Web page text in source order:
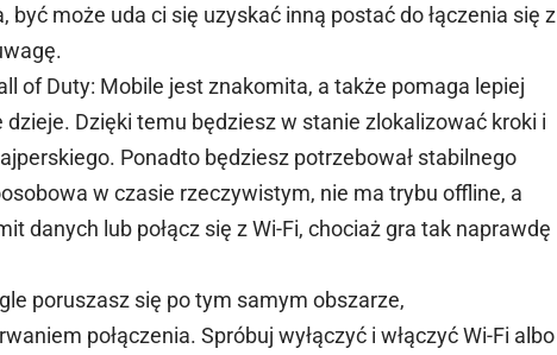
może uda ci się uzyskać inną postać do łączenia się z
of Duty: Mobile jest znakomita, a także pomaga lepiej
Dzięki temu będziesz w stanie zlokalizować kroki i
Ponadto będziesz potrzebował stabilnego
w czasie rzeczywistym, nie ma trybu offline, a
danych lub połącz się z Wi-Fi, chociaż gra tak naprawdę
poruszasz się po tym samym obszarze,
połączenia. Spróbuj wyłączyć i włączyć Wi-Fi albo